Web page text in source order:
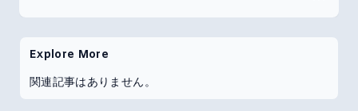
Explore More
関連記事はありません。